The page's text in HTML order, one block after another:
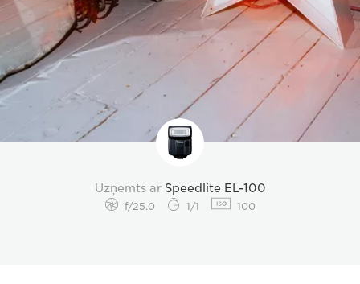
Uzņemts arSpeedlite EL-100
f/25.0 1/1 100